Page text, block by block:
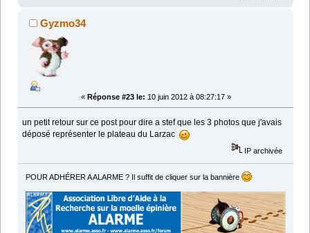
Gyzmo34
« Réponse #23 le: 10 juin 2012 à 08:27:17 »
un petit retour sur ce post pour dire a stef que les 3 photos que j'avais
déposé représenter le plateau du Larzac
IP archivée
POUR ADHÉRER A ALARME ? Il suffit de cliquer sur la bannière